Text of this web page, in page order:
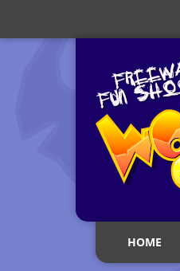
HOME